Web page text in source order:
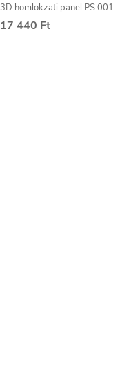
3D homlokzati panel PS 001
17 440 Ft
5 298 Ft
szállítási idő: 6-8